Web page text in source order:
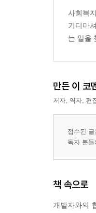
- 웹 사이트
- 목적 중심
- 화면 설계
- 설계서 타이
- 스토리텔
PART 03 디
1. 디자이너
- 웹/앱 디자
사회복
기디마
는 일을
만든 이 코
저자, 역자, 편
접수된
독자 분
책 속으로
개발자와의